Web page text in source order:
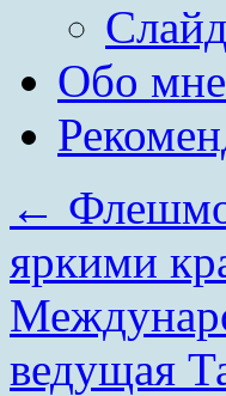
Обо мне
←
яркими
ведущая